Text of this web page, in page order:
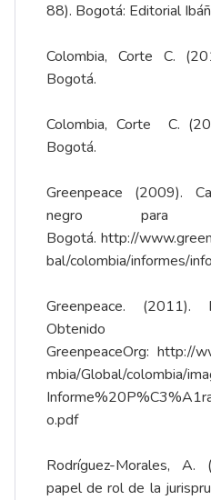
88). Bogotá: Editorial
Colombia, Corte C.
Bogotá.
Colombia, Corte C.
Bogotá.
Greenpeace (2009).
negro para
Bogotá. http://
bal/colombia/informes/
Greenpeace. (2011).
GreenpeaceOrg: http://
mbia/Global/colombia/
o.pdf
Rodríguez-Morales,
papel de rol de la